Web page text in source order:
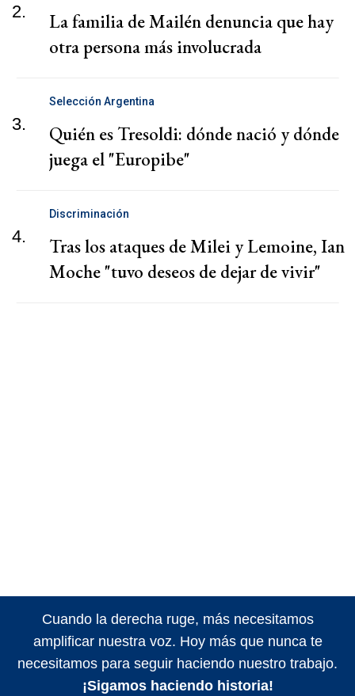
2.
La familia de Mailén denuncia que hay
otra persona más involucrada
3.
Selección Argentina
Quién es Tresoldi: dónde nació y dónde
juega el "Europibe"
4.
Discriminación
Tras los ataques de Milei y Lemoine, Ian
Moche "tuvo deseos de dejar de vivir"
Cuando la derecha ruge, más necesitamos
amplificar nuestra voz. Hoy más que nunca te
necesitamos para seguir haciendo nuestro trabajo.
¡Sigamos haciendo historia!